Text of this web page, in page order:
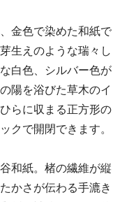
金色で染めた和紙で
生えのような瑞々し
白色、シルバー色が
陽を浴びた草木のイ
らに収まる正方形の
クで開閉できます。
和紙。楮の繊維が縦
かさが伝わる手漉き